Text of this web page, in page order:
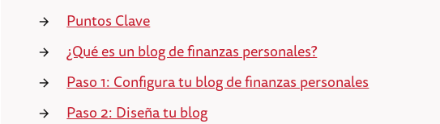
Puntos Clave
¿Qué es un blog de finanzas personales?
Paso 1: Configura tu blog de finanzas personales
Paso 2: Diseña tu blog